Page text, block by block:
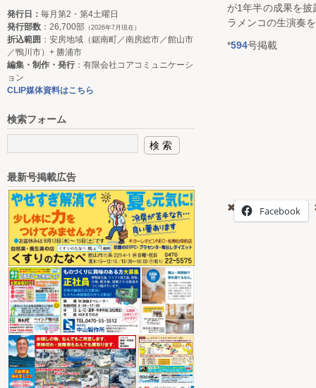
が1年半の成果を
ラメンコの生演奏
*594号掲載
Facebook
発行日： 毎月第2・第4土曜日
発行部数 ：26,700部 （2026年7月現在）
折込範囲 ：安房地域（鋸南町／南房総市／館山市
／鴨川市）+ 勝浦市
編集・制作・発行：有限会社コアコミュニケーシ
ョン
CLIP媒体資料はこちら
検索フォーム
最新号掲載広告